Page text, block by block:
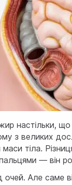
настільки,
з великих
тіла.
— він
очей. Але саме